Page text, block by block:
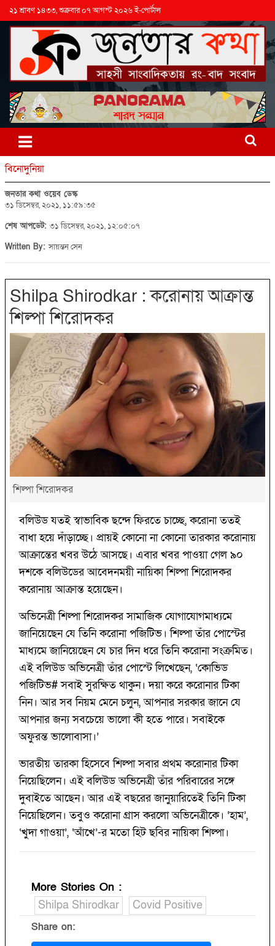
২১ শ্রাবণ ১৪৩৩, শুক্রবার ০৭ আগস্ট ২০২৬ ই-পোর্টাল
বিনোদুনিয়া
জনতার কথা ওয়েব ডেস্ক
৩১ ডিসেম্বর, ২০২১, ১১:৫৯:৩৫
শেষ আপডেট: ৩১ ডিসেম্বর, ২০২১, ১২:০৫:০৭
Written By:সায়ন্তন সেন
Shilpa Shirodkar : করোনায় আক্রান্ত
শিল্পা শিরোদকর
শিল্পা শিরোদকর
বলিউড যতই স্বাভাবিক ছন্দে ফিরতে চাচ্ছে, করোনা ততই
বাধা হয়ে দাঁড়াচ্ছে। প্রায়ই কোনো না কোনো তারকার করোনায়
আক্রান্তের খবর উঠে আসছে। এবার খবর পাওয়া গেল ৯০
দশকে বলিউডের আবেদনময়ী নায়িকা শিল্পা শিরোদকর
করোনায় আক্রান্ত হয়েছেন।
অভিনেত্রী শিল্পা শিরোদকর সামাজিক যোগাযোগমাধ্যমে
জানিয়েছেন যে তিনি করোনা পজিটিভ। শিল্পা তাঁর পোস্টের
মাধ্যমে জানিয়েছেন যে চার দিন ধরে তিনি করোনা সংক্রমিত।
এই বলিউড অভিনেত্রী তাঁর পোস্টে লিখেছেন, ‘কোভিড
পজিটিভ# সবাই সুরক্ষিত থাকুন। দয়া করে করোনার টিকা
নিন। আর সব নিয়ম মেনে চলুন, আপনার সরকার জানে যে
আপনার জন্য সবচেয়ে ভালো কী হতে পারে। সবাইকে
অফুরন্ত ভালোবাসা।’
ভারতীয় তারকা হিসেবে শিল্পা সবার প্রথম করোনার টিকা
নিয়েছিলেন। এই বলিউড অভিনেত্রী তাঁর পরিবারের সঙ্গে
দুবাইতে আছেন। আর এই বছরের জানুয়ারিতেই তিনি টিকা
নিয়েছিলেন। তবুও করোনা গ্রাস করলো অভিনেত্রীকে। ‘হাম’,
‘খুদা গাওয়া’, ‘আঁখে’-র মতো হিট ছবির নায়িকা শিল্পা।
More Stories On :
Shilpa Shirodkar
Covid Positive
Share on: